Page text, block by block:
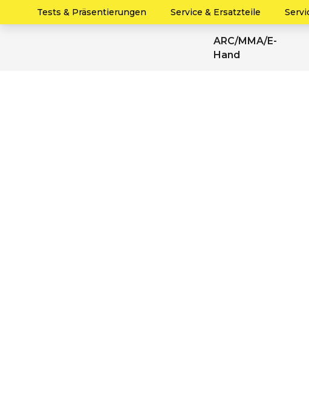
Tests & Präsentierungen Service & Ersatzteile
ARC/MMA/E-
Hand
Startseite/AC/DC WIG/TIG/ AC/DC/WIG/TIG/